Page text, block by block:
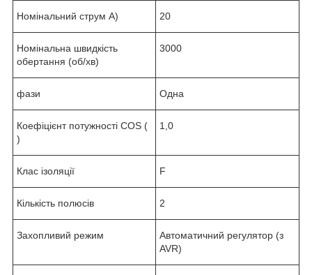
Номінальний струм А) 20
Номінальна швидкість
обертання (об/хв)
3000
фази Одна
Коефіцієнт потужності COS (
)
1,0
Клас ізоляції F
Кількість полюсів 2
Захопливий режим
Автоматичний регулятор (з
AVR)